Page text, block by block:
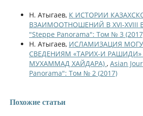
Н. Атыгаев, К ИСТОРИИ
ВЗАИМООТНОШЕНИЙ В XVI-XVIII
"Steppe Panorama": Том № 3
Н. Атыгаев, ИСЛАМИЗАЦИЯ
СВЕДЕНИЯМ «ТАРИХ-И
МУХАММАД ХАЙДАРА) , Asian
Panorama": Том № 2 (2017)
Похожие статьи